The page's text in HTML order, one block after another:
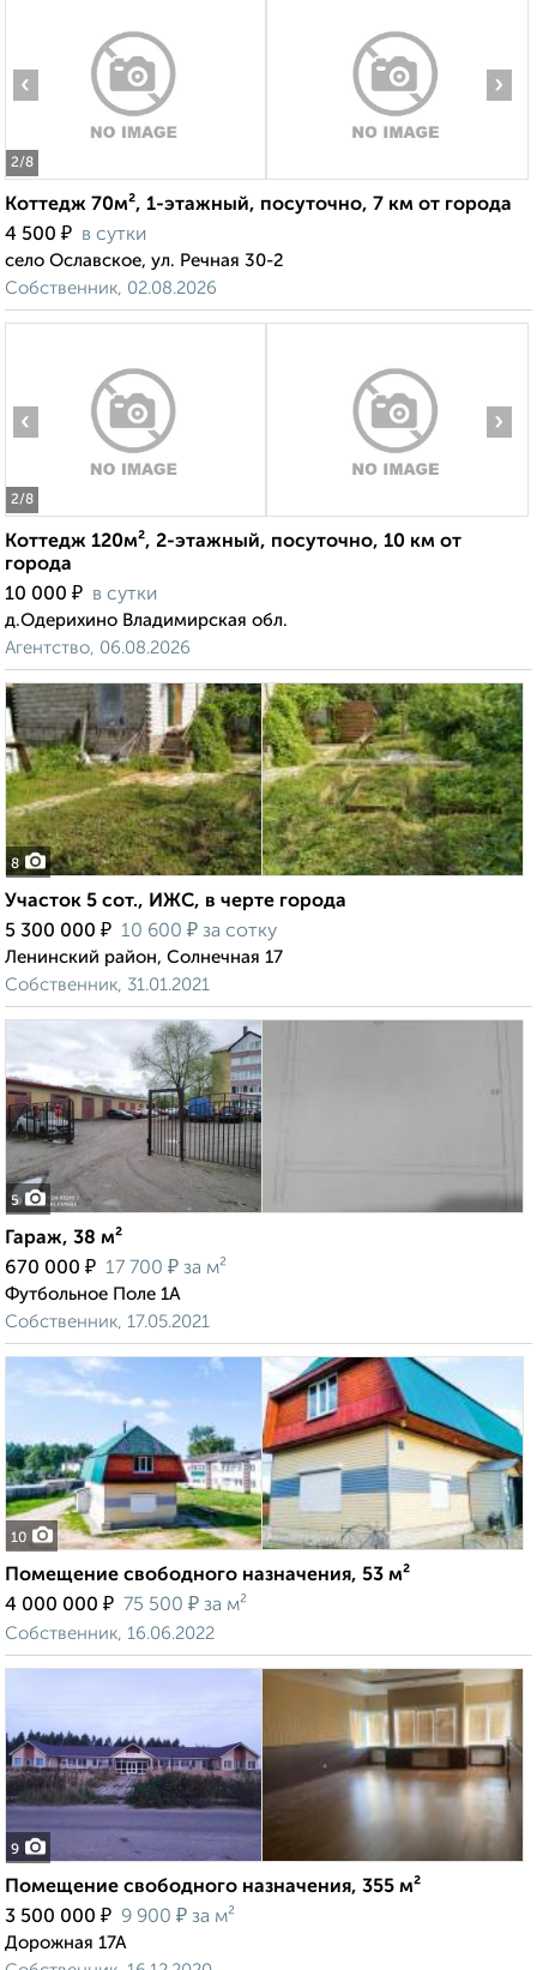
2/8
‹ ›
Коттедж 70м², 1-этажный, посуточно, 7 км от города
4 500 ₽ в сутки
село Ославское, ул. Речная 30-2
Собственник, 02.08.2026
2/8
‹ ›
Коттедж 120м², 2-этажный, посуточно, 10 км от
города
10 000 ₽ в сутки
д.Одерихино Владимирская обл.
Агентство, 06.08.2026
8
Участок 5 сот., ИЖС, в черте города
5 300 000 ₽ 10 600 ₽ за сотку
Ленинский район, Солнечная 17
Собственник, 31.01.2021
5
Гараж, 38 м²
670 000 ₽ 17 700 ₽ за м²
Футбольное Поле 1А
Собственник, 17.05.2021
10
Помещение свободного назначения, 53 м²
4 000 000 ₽ 75 500 ₽ за м²
Собственник, 16.06.2022
9
Помещение свободного назначения, 355 м²
3 500 000 ₽ 9 900 ₽ за м²
Дорожная 17А